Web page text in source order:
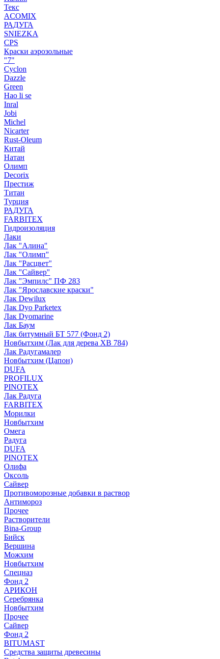
Текс
ACOMIX
РАДУГА
SNIEZKA
CPS
Краски аэрозольные
"7"
Cyclon
Dazzle
Green
Hao li se
Inral
Jobi
Michel
Nicarter
Rust-Oleum
Китай
Натан
Олимп
Decorix
Престиж
Титан
Турция
РАДУГА
FARBITEX
Гидроизоляция
Лаки
Лак "Алина"
Лак "Олимп"
Лак "Расцвет"
Лак "Сайвер"
Лак "Эмпилс" ПФ 283
Лак "Ярославские краски"
Лак Dewilux
Лак Dyo Parketex
Лак Dyomarine
Лак Баум
Лак битумный БТ 577 (Фонд 2)
Новбытхим (Лак для дерева ХВ 784)
Лак Радугамалер
Новбытхим (Цапон)
DUFA
PROFILUX
PINOTEX
Лак Радуга
FARBITEX
Морилки
Новбытхим
Омега
Радуга
DUFA
PINOTEX
Олифа
Оксоль
Сайвер
Противоморозные добавки в раствор
Антимороз
Прочее
Растворители
Bina-Group
Бийск
Вершина
Можхим
Новбытхим
Спецназ
Фонд 2
АРИКОН
Серебрянка
Новбытхим
Прочее
Сайвер
Фонд 2
BITUMAST
Средства защиты древесины